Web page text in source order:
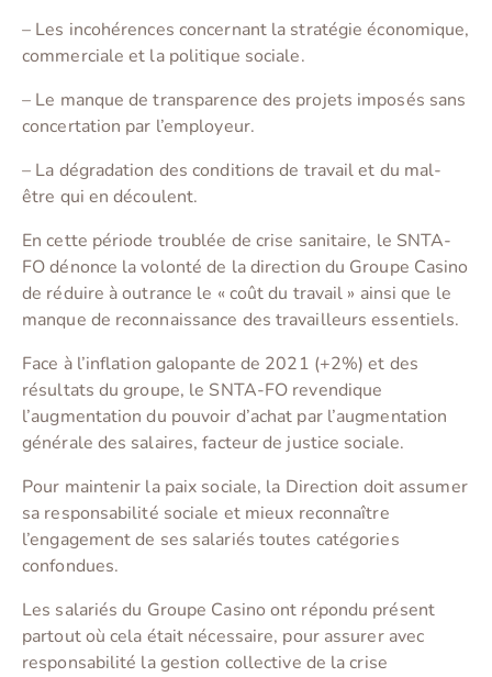
– Les incohérences concernant la stratégie économique,
commerciale et la politique sociale.
– Le manque de transparence des projets imposés sans
concertation par l’employeur.
– La dégradation des conditions de travail et du mal-
être qui en découlent.
En cette période troublée de crise sanitaire, le SNTA-
FO dénonce la volonté de la direction du Groupe Casino
de réduire à outrance le « coût du travail » ainsi que le
manque de reconnaissance des travailleurs essentiels.
Face à l’inflation galopante de 2021 (+2%) et des
résultats du groupe, le SNTA-FO revendique
l’augmentation du pouvoir d’achat par l’augmentation
générale des salaires, facteur de justice sociale.
Pour maintenir la paix sociale, la Direction doit assumer
sa responsabilité sociale et mieux reconnaître
l’engagement de ses salariés toutes catégories
confondues.
Les salariés du Groupe Casino ont répondu présent
partout où cela était nécessaire, pour assurer avec
responsabilité la gestion collective de la crise